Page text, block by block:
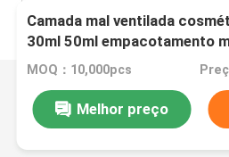
Camada mal ventilada
30ml 50ml empacotamento
bomba do SAN da única
MOQ：10,000pcs
Melhor preço